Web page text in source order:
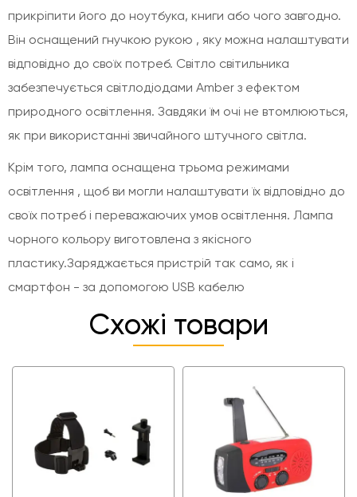
прикріпити його до ноутбука, книги або чого завгодно.
Він оснащений гнучкою рукою , яку можна налаштувати
відповідно до своїх потреб. Світло світильника
забезпечується світлодіодами Amber з ефектом
природного освітлення. Завдяки їм очі не втомлюються,
як при використанні звичайного штучного світла.
Крім того, лампа оснащена трьома режимами
освітлення , щоб ви могли налаштувати їх відповідно до
своїх потреб і переважаючих умов освітлення. Лампа
чорного кольору виготовлена з якісного
пластику.Заряджається пристрій так само, як і
смартфон - за допомогою USB кабелю
Схожі товари